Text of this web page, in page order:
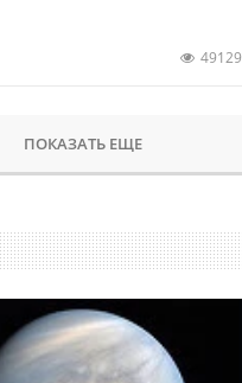
49129
ПОКАЗАТЬ ЕЩЕ